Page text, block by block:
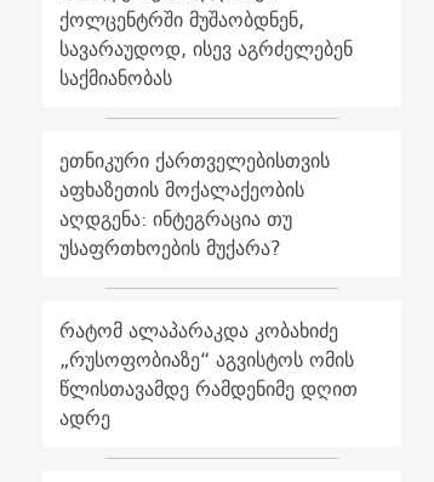
ქოლცენტრში მუშაობდნენ,
სავარაუდოდ, ისევ აგრძელებენ
საქმიანობას
ეთნიკური ქართველებისთვის
აფხაზეთის მოქალაქეობის
აღდგენა: ინტეგრაცია თუ
უსაფრთხოების მუქარა?
რატომ ალაპარაკდა კობახიძე
„რუსოფობიაზე“ აგვისტოს ომის
წლისთავამდე რამდენიმე დღით
ადრე